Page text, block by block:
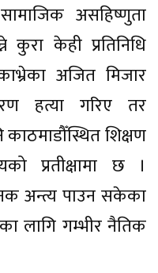
असहिष्णुता
केही प्रतिनिधि
अजित मिजार
हत्या गरिए तर
शिक्षण
प्रतीक्षामा छ ।
अन्त्य पाउन सकेका
लागि गम्भीर नैतिक